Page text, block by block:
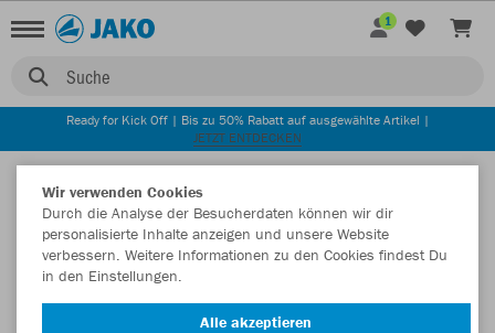
Suche
1
Ready for Kick Off | Bis zu 50% Rabatt auf ausgewählte Artikel |
JETZT ENTDECKEN
Wir verwenden Cookies
Durch die Analyse der Besucherdaten können wir dir
personalisierte Inhalte anzeigen und unsere Website
verbessern. Weitere Informationen zu den Cookies findest Du
in den Einstellungen.
Alle akzeptieren